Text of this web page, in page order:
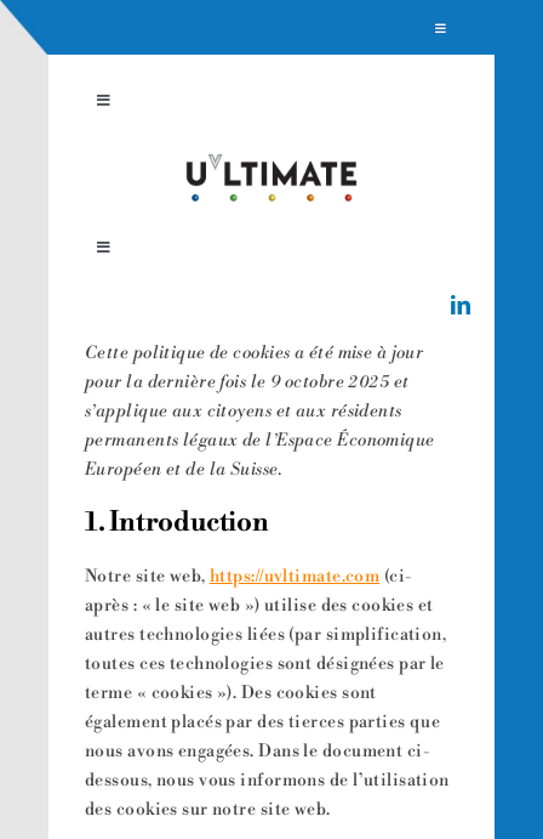
Passer
contenu
Toggle
Navigation
NOUS REJOINDRE
Toggle
NOTRE SOLUTION
CLEAN BEAUTY
Toggle
Cette politique de cookies a été mise à jour
pour la dernière fois le 9 octobre 2025 et
s’applique aux citoyens et aux résidents
permanents légaux de l’Espace Économique
Européen et de la Suisse.
1. Introduction
Notre site web,https://uvltimate.com (ci-
après : « le site web ») utilise des cookies et
autres technologies liées (par simplification,
toutes ces technologies sont désignées par le
terme « cookies »). Des cookies sont
également placés par des tierces parties que
nous avons engagées. Dans le document ci-
dessous, nous vous informons de l’utilisation
des cookies sur notre site web.